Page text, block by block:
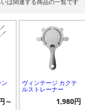
～
ヴィンテージ カクテ
ルストレーナー
1,980円